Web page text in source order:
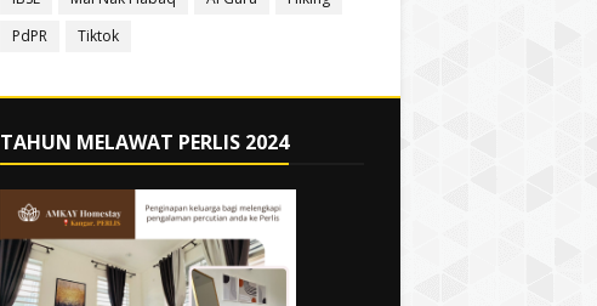
PdPR
Tiktok
TAHUN MELAWAT PERLIS 2024